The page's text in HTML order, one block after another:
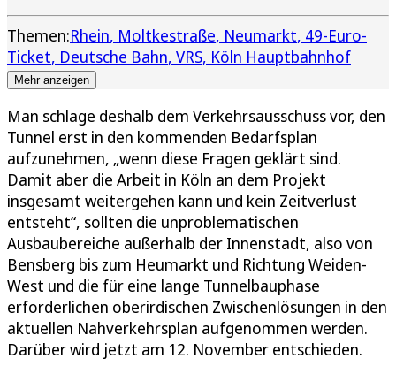
Themen:Rhein Moltkestraße Neumarkt 49-Euro-
Ticket Deutsche Bahn VRS Köln Hauptbahnhof
Mehr anzeigen
Man schlage deshalb dem Verkehrsausschuss vor, den
Tunnel erst in den kommenden Bedarfsplan
aufzunehmen, „wenn diese Fragen geklärt sind.
Damit aber die Arbeit in Köln an dem Projekt
insgesamt weitergehen kann und kein Zeitverlust
entsteht“, sollten die unproblematischen
Ausbaubereiche außerhalb der Innenstadt, also von
Bensberg bis zum Heumarkt und Richtung Weiden-
West und die für eine lange Tunnelbauphase
erforderlichen oberirdischen Zwischenlösungen in den
aktuellen Nahverkehrsplan aufgenommen werden.
Darüber wird jetzt am 12. November entschieden.